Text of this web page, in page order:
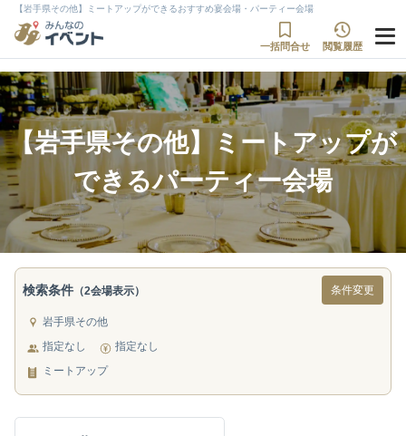
【岩手県その他】ミートアップができるおすすめ宴会場・パーティー会場
一括問合せ 閲覧履歴
【岩手県その他】ミートアップが
できるパーティー会場
検索条件 （2会場表示） 条件変更
岩手県その他
指定なし
指定なし
ミートアップ